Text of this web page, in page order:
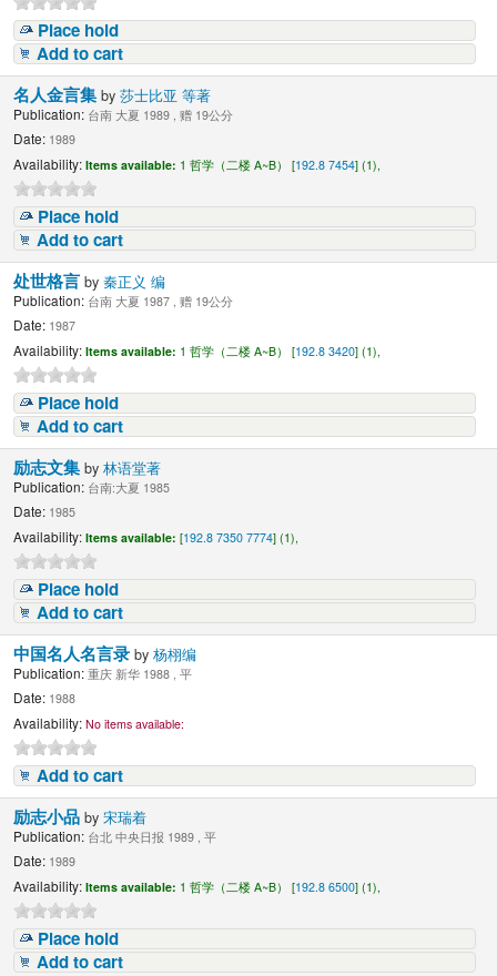
Place hold
Add to cart
名人金言集by莎士比亚 等著
Publication: 台南 大夏 1989 , 赠 19公分
Date: 1989
Availability: Items available: 1 哲学（二楼 A~B） [192.8 7454] (1),
Place hold
Add to cart
处世格言by秦正义 编
Publication: 台南 大夏 1987 , 赠 19公分
Date: 1987
Availability: Items available: 1 哲学（二楼 A~B） [192.8 3420] (1),
Place hold
Add to cart
励志文集by林语堂著
Publication: 台南:大夏 1985
Date: 1985
Availability: Items available: [192.8 7350 7774] (1),
Place hold
Add to cart
中国名人名言录by杨栩编
Publication: 重庆 新华 1988 , 平
Date: 1988
Availability: No items available:
Add to cart
励志小品by宋瑞着
Publication: 台北 中央日报 1989 , 平
Date: 1989
Availability: Items available: 1 哲学（二楼 A~B） [192.8 6500] (1),
Place hold
Add to cart